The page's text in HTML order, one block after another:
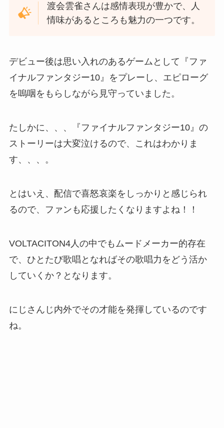
渡会雲雀さんは感情表現が豊かで、人
情味があるところも魅力の一つです。
デビュー後は思い入れのあるゲームとして『ファ
イナルファンタジー10』をプレーし、エピローグ
を嗚咽をもらしながら見守っていました。
たしかに、、、『ファイナルファンタジー10』の
ストーリーは大変泣けるので、これはわかりま
す、、、。
とはいえ、配信で喜怒哀楽をしっかりと感じられ
るので、ファンも応援したくなりますよね！！
VOLTACITON4人の中でもムードメーカー的存在
で、ひとたび歌唱となればその歌唱力をどう活か
していくか？となります。
にじさんじ内外でその才能を発揮しているのです
ね。